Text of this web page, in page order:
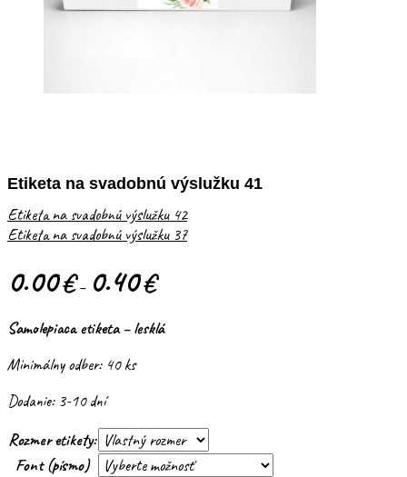
Etiketa na svadobnú výslužku 41
Etiketa na svadobnú výslužku 42
Etiketa na svadobnú výslužku 37
0.00€– 0.40€
Samolepiaca etiketa – lesklá
Minimálny odber: 40 ks
Dodanie: 3-10 dní
Rozmer etikety:
Font (písmo)